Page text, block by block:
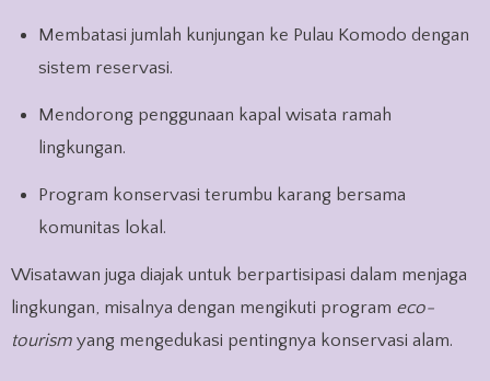
Membatasi jumlah kunjungan ke Pulau Komodo dengan
sistem reservasi.
Mendorong penggunaan kapal wisata ramah
lingkungan.
Program konservasi terumbu karang bersama
komunitas lokal.
Wisatawan juga diajak untuk berpartisipasi dalam menjaga
lingkungan, misalnya dengan mengikuti program eco-
tourismyang mengedukasi pentingnya konservasi alam.